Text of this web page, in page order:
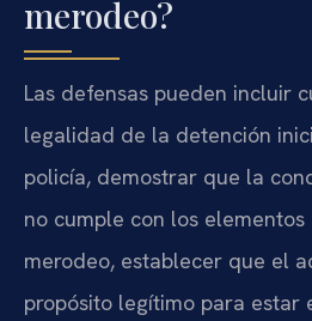
merodeo?
Las defensas pueden incluir
legalidad de la detención
policía, demostrar que la
no cumple con los
merodeo, establecer que el
propósito legítimo para estar